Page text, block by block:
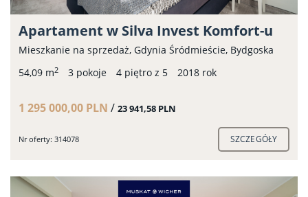
Apartament w Silva Invest Komfort-u
Mieszkanie na sprzedaż, Gdynia Śródmieście, Bydgoska
54,09 m2 3 pokoje 4 piętro z 5 2018 rok
1 295 000,00 PLN / 23 941,58 PLN
Nr oferty: 314078 SZCZEGÓŁY